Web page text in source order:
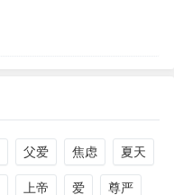
父爱 焦虑 夏天
上帝 爱 尊严